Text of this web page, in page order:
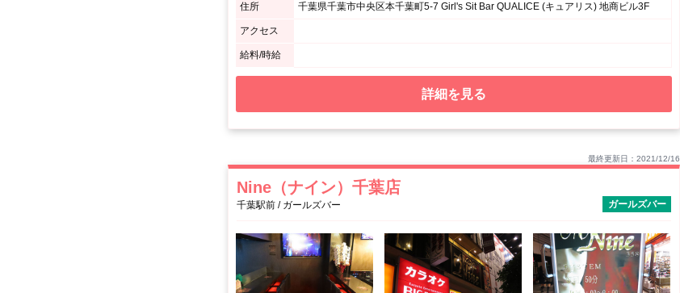
住所 千葉県千葉市中央区本千葉町5-7 Girl's Sit Bar QUALICE (キュアリス) 地商ビル3F
アクセス
給料/時給
詳細を見る
最終更新日：2021/12/16
Nine（ナイン）千葉店
千葉駅前 / ガールズバー ガールズバー